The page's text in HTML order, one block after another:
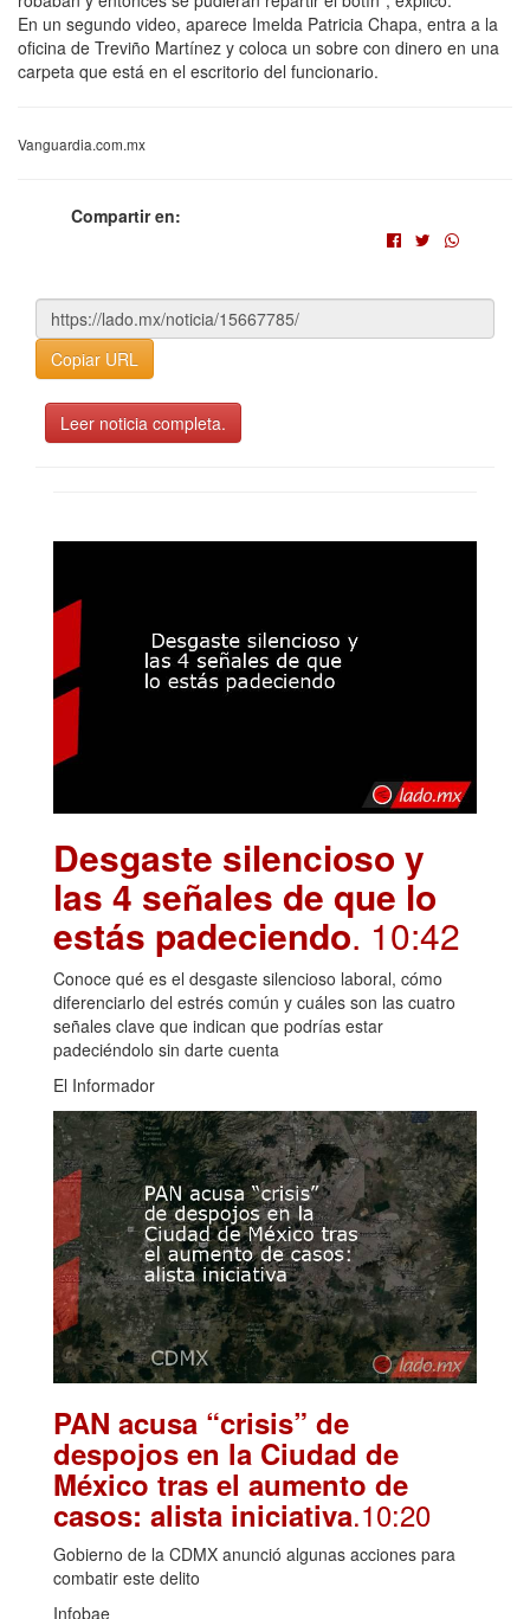
En un segundo video, aparece Imelda Patricia Chapa, entra a la
oficina de Treviño Martínez y coloca un sobre con dinero en una
carpeta que está en el escritorio del funcionario.
Vanguardia.com.mx
Compartir en:
Copiar URL
Leer noticia completa.
Desgaste silencioso y
las 4 señales de que lo
estás padeciendo. 10:42
Conoce qué es el desgaste silencioso laboral, cómo
diferenciarlo del estrés común y cuáles son las cuatro
señales clave que indican que podrías estar
padeciéndolo sin darte cuenta
El Informador
PAN acusa “crisis” de
despojos en la Ciudad de
México tras el aumento de
casos: alista iniciativa.10:20
Gobierno de la CDMX anunció algunas acciones para
combatir este delito
Infobae